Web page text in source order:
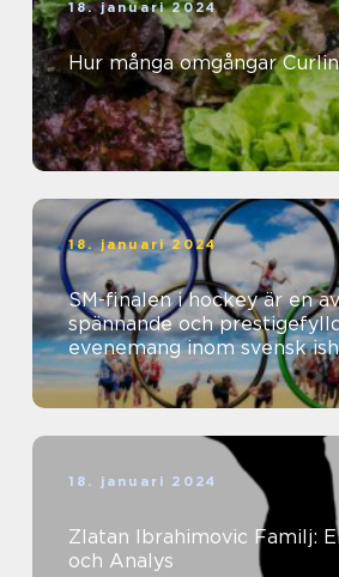
18. januari 2024
Hur många omgångar
18. januari 2024
SM-finalen i hockey är en
spännande och
evenemang inom svensk
18. januari 2024
Zlatan Ibrahimovic Familj:
och Analys